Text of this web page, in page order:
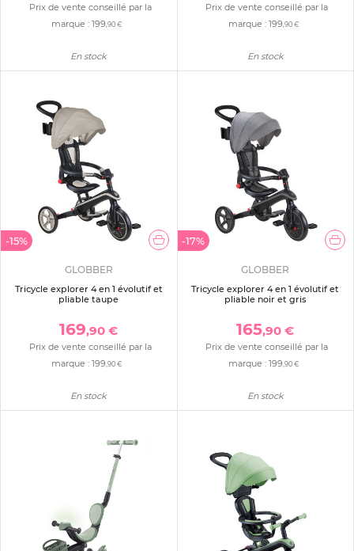
Prix de vente conseillé par la
marque :199 ,90 €
En stock
Prix de vente conseillé par la
marque : 199 ,90 €
En stock
-15%
GLOBBER
Tricycle explorer 4 en 1 évolutif et
pliable taupe
169,90 €
Prix de vente conseillé par la
marque :199 ,90 €
En stock
-17%
GLOBBER
Tricycle explorer 4 en 1 évolutif et
pliable noir et gris
165,90 €
Prix de vente conseillé par la
marque : 199 ,90 €
En stock